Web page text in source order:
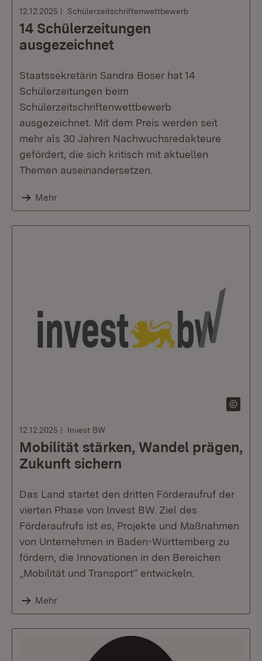
12.12.2025 Schülerzeitschriftenwettbewerb
14 Schülerzeitungen
ausgezeichnet
Staatssekretärin Sandra Boser hat 14
Schülerzeitungen beim
Schülerzeitschriftenwettbewerb
ausgezeichnet. Mit dem Preis werden seit
mehr als 30 Jahren Nachwuchsredakteure
gefördert, die sich kritisch mit aktuellen
Themen auseinandersetzen.
Mehr
12.12.2025 Invest BW
Mobilität stärken, Wandel prägen,
Zukunft sichern
Das Land startet den dritten Förderaufruf der
vierten Phase von Invest BW. Ziel des
Förderaufrufs ist es, Projekte und Maßnahmen
von Unternehmen in Baden-Württemberg zu
fördern, die Innovationen in den Bereichen
„Mobilität und Transport“ entwickeln.
Mehr